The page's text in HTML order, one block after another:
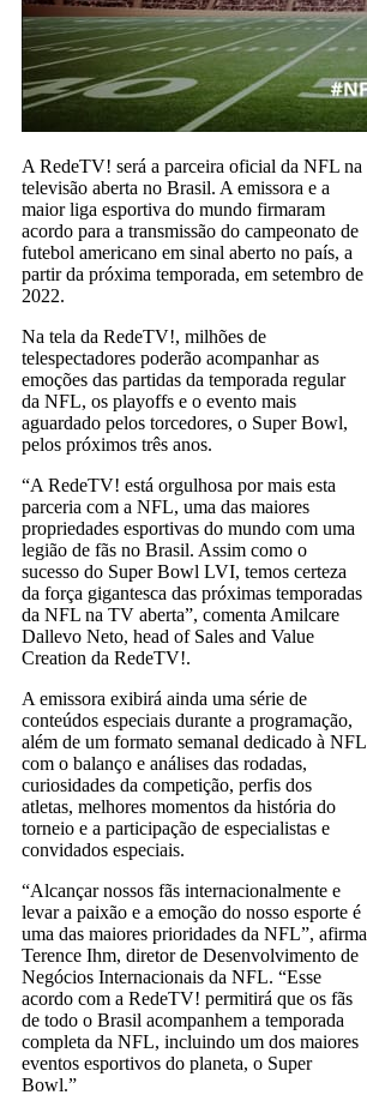
A RedeTV! será a parceira oficial da NFL na
televisão aberta no Brasil. A emissora e a
maior liga esportiva do mundo firmaram
acordo para a transmissão do campeonato de
futebol americano em sinal aberto no país, a
partir da próxima temporada, em setembro de
2022.
Na tela da RedeTV!, milhões de
telespectadores poderão acompanhar as
emoções das partidas da temporada regular
da NFL, os playoffs e o evento mais
aguardado pelos torcedores, o Super Bowl,
pelos próximos três anos.
“A RedeTV! está orgulhosa por mais esta
parceria com a NFL, uma das maiores
propriedades esportivas do mundo com uma
legião de fãs no Brasil. Assim como o
sucesso do Super Bowl LVI, temos certeza
da força gigantesca das próximas temporadas
da NFL na TV aberta”, comenta Amilcare
Dallevo Neto, head of Sales and Value
Creation da RedeTV!.
A emissora exibirá ainda uma série de
conteúdos especiais durante a programação,
além de um formato semanal dedicado à NFL
com o balanço e análises das rodadas,
curiosidades da competição, perfis dos
atletas, melhores momentos da história do
torneio e a participação de especialistas e
convidados especiais.
“Alcançar nossos fãs internacionalmente e
levar a paixão e a emoção do nosso esporte é
uma das maiores prioridades da NFL”, afirma
Terence Ihm, diretor de Desenvolvimento de
Negócios Internacionais da NFL. “Esse
acordo com a RedeTV! permitirá que os fãs
de todo o Brasil acompanhem a temporada
completa da NFL, incluindo um dos maiores
eventos esportivos do planeta, o Super
Bowl.”